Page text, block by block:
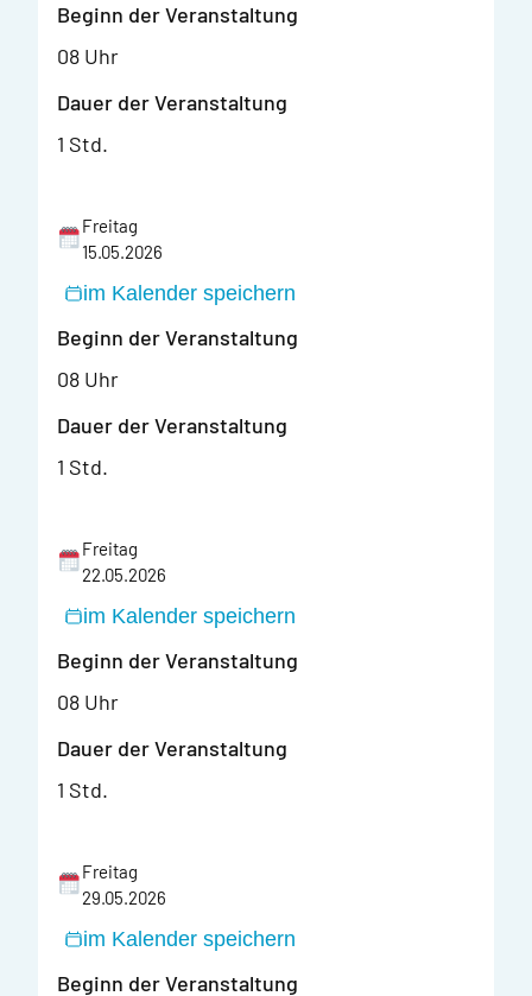
Beginn der Veranstaltung
08 Uhr
Dauer der Veranstaltung
1 Std.
Freitag
15.05.2026
im Kalender speichern
Beginn der Veranstaltung
08 Uhr
Dauer der Veranstaltung
1 Std.
Freitag
22.05.2026
im Kalender speichern
Beginn der Veranstaltung
08 Uhr
Dauer der Veranstaltung
1 Std.
Freitag
29.05.2026
im Kalender speichern
Beginn der Veranstaltung